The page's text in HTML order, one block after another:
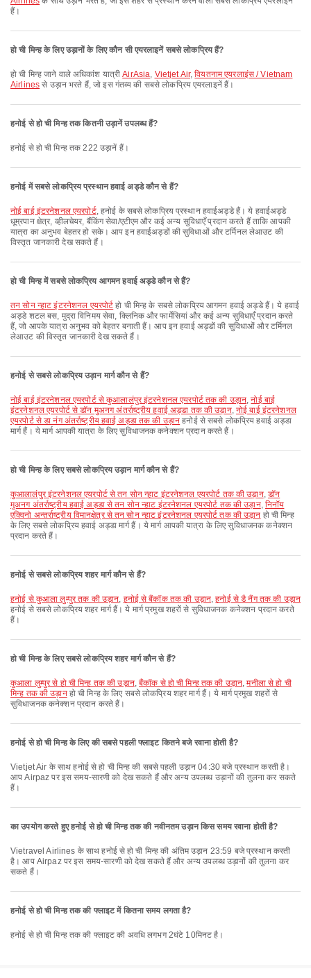
हैं।
हो ची मिन्ह के लिए उड़ानों के लिए कौन सी एयरलाइनें सबसे लोकप्रिय हैं?
हो ची मिन्ह जाने वाले अधिकांश यात्रीAirAsia, Vietjet Air,वियतनाम एयरलाइंस / Vietnam
Airlines से उड़ान भरते हैं, जो इस गंतव्य की सबसे लोकप्रिय एयरलाइनें हैं।
हनोई से हो ची मिन्ह तक कितनी उड़ानें उपलब्ध हैं?
हनोई से हो ची मिन्ह तक 222 उड़ानें हैं।
हनोई में सबसे लोकप्रिय प्रस्थान हवाई अड्डे कौन से हैं?
नोई बाई इंटरनेशनल एयरपोर्ट, हनोई के सबसे लोकप्रिय प्रस्थान हवाईअड्डे हैं। ये हवाईअड्डे
धूम्रपान क्षेत्र, व्हीलचेयर, बैंकिंग सेवा/एटीएम और कई अन्य सुविधाएँ प्रदान करते हैं ताकि आपकी
यात्रा का अनुभव बेहतर हो सके। आप इन हवाईअड्डों की सुविधाओं और टर्मिनल लेआउट की
विस्तृत जानकारी देख सकते हैं।
हो ची मिन्ह में सबसे लोकप्रिय आगमन हवाई अड्डे कौन से हैं?
तन सोन न्हाट इंटरनेशनल एयरपोर्ट हो ची मिन्ह के सबसे लोकप्रिय आगमन हवाई अड्डे हैं। ये हवाई
अड्डे शटल बस, मुद्रा विनिमय सेवा, क्लिनिक और फार्मेसियां और कई अन्य सुविधाएँ प्रदान करते
हैं, जो आपके यात्रा अनुभव को बेहतर बनाती हैं। आप इन हवाई अड्डों की सुविधाओं और टर्मिनल
लेआउट की विस्तृत जानकारी देख सकते हैं।
हनोई से सबसे लोकप्रिय उड़ान मार्ग कौन से हैं?
नोई बाई इंटरनेशनल एयरपोर्ट से कुआलालंपुर इंटरनेशनल एयरपोर्ट तक की उड़ान,नोई बाई
इंटरनेशनल एयरपोर्ट से डॉन मुअनग अंतर्राष्ट्रीय हवाई अड्डा तक की उड़ान,नोई बाई इंटरनेशनल
एयरपोर्ट से डा नंग अंतर्राष्ट्रीय हवाई अड्डा तक की उड़ान हनोई से सबसे लोकप्रिय हवाई अड्डा
मार्ग हैं। ये मार्ग आपकी यात्रा के लिए सुविधाजनक कनेक्शन प्रदान करते हैं।
हो ची मिन्ह के लिए सबसे लोकप्रिय उड़ान मार्ग कौन से हैं?
कुआलालंपुर इंटरनेशनल एयरपोर्ट से तन सोन न्हाट इंटरनेशनल एयरपोर्ट तक की उड़ान, डॉन
मुअनग अंतर्राष्ट्रीय हवाई अड्डा से तन सोन न्हाट इंटरनेशनल एयरपोर्ट तक की उड़ान, निनॉय
एक्विनो अन्तर्राष्ट्रीय विमानक्षेत्र से तन सोन न्हाट इंटरनेशनल एयरपोर्ट तक की उड़ान हो ची मिन्ह
के लिए सबसे लोकप्रिय हवाई अड्डा मार्ग हैं। ये मार्ग आपकी यात्रा के लिए सुविधाजनक कनेक्शन
प्रदान करते हैं।
हनोई से सबसे लोकप्रिय शहर मार्ग कौन से हैं?
हनोई से कुआला लुम्पुर तक की उड़ान, हनोई से बैंकॉक तक की उड़ान,हनोई से डै नैंग तक की उड़ान
हनोई से सबसे लोकप्रिय शहर मार्ग हैं। ये मार्ग प्रमुख शहरों से सुविधाजनक कनेक्शन प्रदान करते
हैं।
हो ची मिन्ह के लिए सबसे लोकप्रिय शहर मार्ग कौन से हैं?
कुआला लुम्पुर से हो ची मिन्ह तक की उड़ान,बैंकॉक से हो ची मिन्ह तक की उड़ान,मनीला से हो ची
मिन्ह तक की उड़ानहो ची मिन्ह के लिए सबसे लोकप्रिय शहर मार्ग हैं। ये मार्ग प्रमुख शहरों से
सुविधाजनक कनेक्शन प्रदान करते हैं।
हनोई से हो ची मिन्ह के लिए की सबसे पहली फ्लाइट कितने बजे रवाना होती है?
Vietjet Air के साथ हनोई से हो ची मिन्ह की सबसे पहली उड़ान 04:30 बजे प्रस्थान करती है।
आप Airpaz पर इस समय-सारणी को देख सकते हैं और अन्य उपलब्ध उड़ानों की तुलना कर सकते
हैं।
का उपयोग करते हुए हनोई से हो ची मिन्ह तक की नवीनतम उड़ान किस समय रवाना होती है?
Vietravel Airlines के साथ हनोई से हो ची मिन्ह की अंतिम उड़ान 23:59 बजे प्रस्थान करती
है। आप Airpaz पर इस समय-सारणी को देख सकते हैं और अन्य उपलब्ध उड़ानों की तुलना कर
सकते हैं।
हनोई से हो ची मिन्ह तक की फ्लाइट में कितना समय लगता है?
हनोई से हो ची मिन्ह तक की फ्लाइट की अवधि लगभग 2घंटे 10मिनट है।